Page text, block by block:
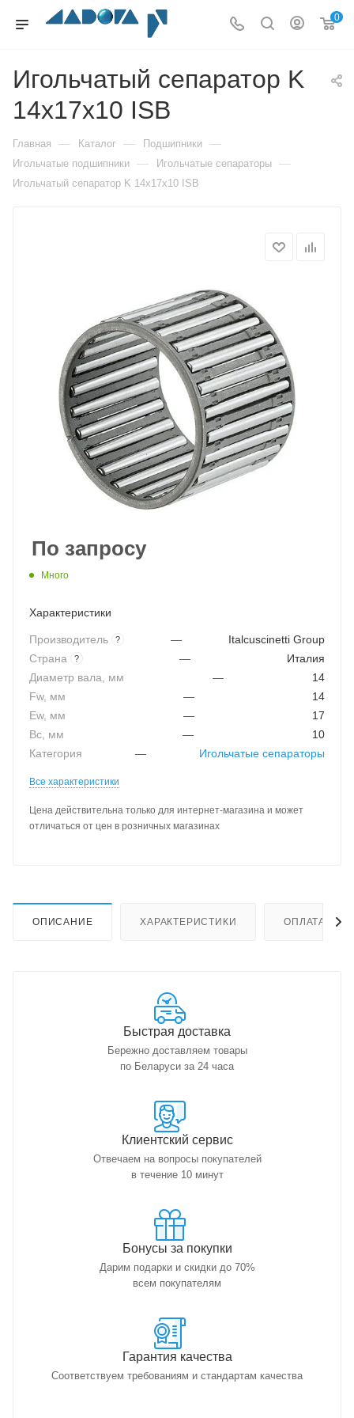
0
Игольчатый сепаратор K
14x17x10 ISB
Главная — Каталог — Подшипники —
Игольчатые подшипники — Игольчатые сепараторы —
Игольчатый сепаратор K 14x17x10 ISB
По запросу
Много
Характеристики
Производитель ? —
Italcuscinetti Group
Страна
? —
Италия
Диаметр вала, мм
—
14
Fw, мм
—
14
Ew, мм
—
17
Bc, мм
—
10
Категория
— Игольчатые сепараторы
Все характеристики
Цена действительна только для интернет-магазина и может
отличаться от цен в розничных магазинах
ОПИСАНИЕ ХАРАКТЕРИСТИКИ ОПЛАТА
Быстрая доставка
Бережно доставляем товары
по Беларуси за 24 часа
Клиентский сервис
Отвечаем на вопросы покупателей
в течение 10 минут
Бонусы за покупки
Дарим подарки и скидки до 70%
всем покупателям
Гарантия качества
Соответствуем требованиям и стандартам качества